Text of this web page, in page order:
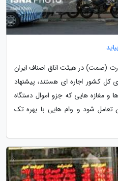
(صمت) در هیئت اتاق اصناف ایران
مغازه های کل کشور اجاره ای هستند، پیشنهاد
و مغازه هایی که جزو اموال دستگاه
تعامل شود و وام هایی با بهره تک